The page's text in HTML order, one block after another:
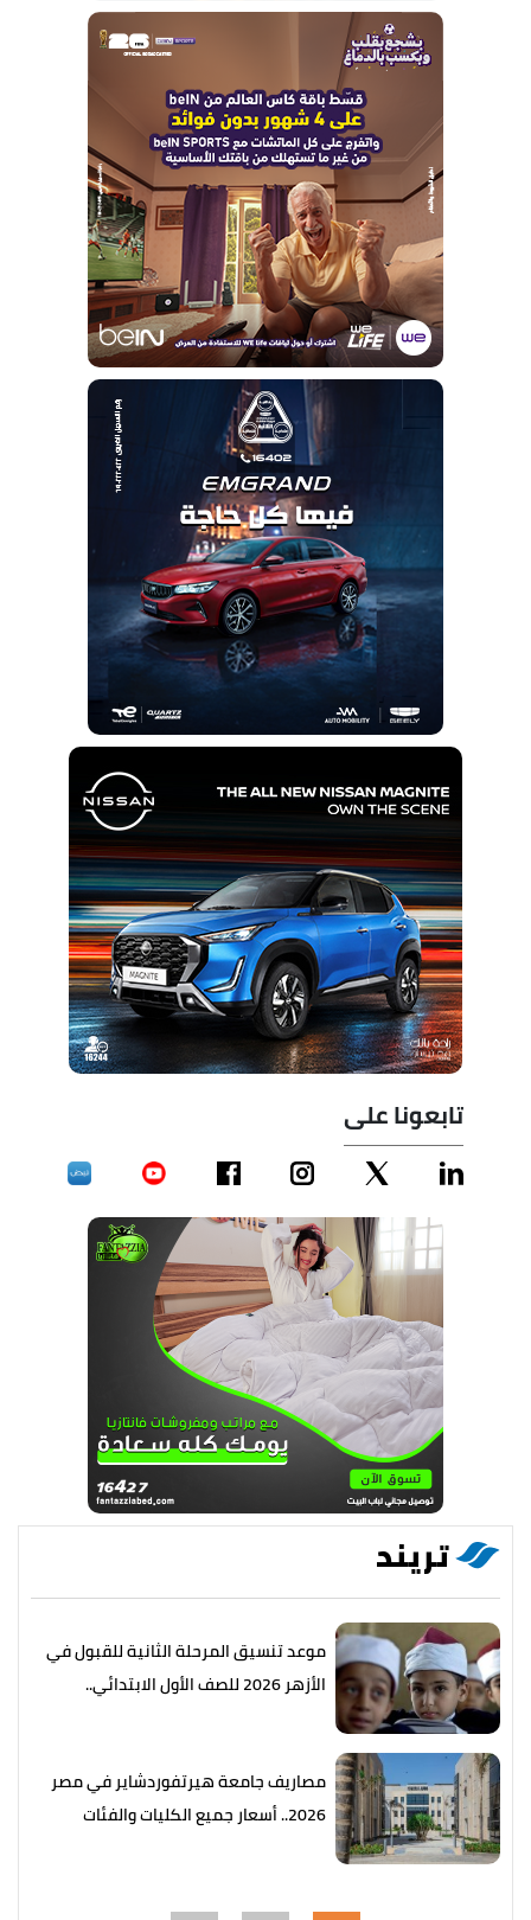
تابعونا على
تريند
موعد تنسيق المرحلة الثانية للقبول في
الأزهر 2026 للصف الأول الابتدائي..
مصاريف جامعة هيرتفوردشاير في مصر
2026.. أسعار جميع الكليات والفئات